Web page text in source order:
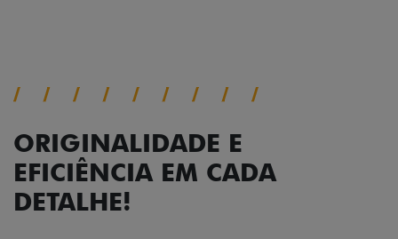
ORIGINALIDADE E
EFICIÊNCIA EM CADA
DETALHE!